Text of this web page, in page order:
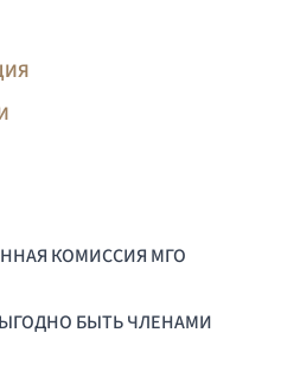
КОМИССИЯ МГО
БЫТЬ ЧЛЕНАМИ